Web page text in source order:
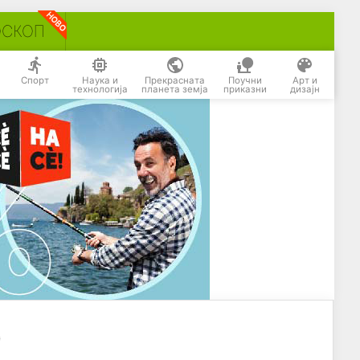
Спорт Наука и
технологија
Прекрасната
планета земја
Поучни
приказни
Арт и
дизајн